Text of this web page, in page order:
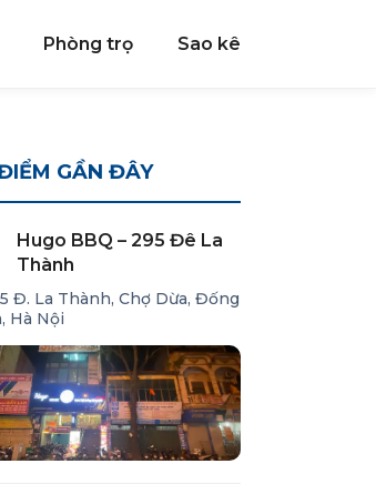
Phòng trọ Sao kê
GẦN ĐÂY
Hugo BBQ – 295 Đê La
Thành
Đ. La Thành, Chợ Dừa, Đống
Hà Nội